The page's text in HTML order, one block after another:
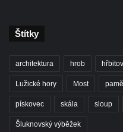
Konětopech
Kenotaf Antonína
Hřivicích
Štítky
architektura hrob hřbitov
Lužické hory Most
pískovec skála sloup
Šluknovský výběžek